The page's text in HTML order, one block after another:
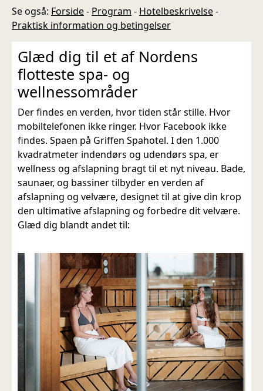
Se også: Forside- Program - Hotelbeskrivelse-
Praktisk information og betingelser
Glæd dig til et af Nordens
flotteste spa- og
wellnessområder
Der findes en verden, hvor tiden står stille. Hvor
mobiltelefonen ikke ringer. Hvor Facebook ikke
findes. Spaen på Griffen Spahotel. I den 1.000
kvadratmeter indendørs og udendørs spa, er
wellness og afslapning bragt til et nyt niveau. Bade,
saunaer, og bassiner tilbyder en verden af
afslapning og velvære, designet til at give din krop
den ultimative afslapning og forbedre dit velvære.
Glæd dig blandt andet til: